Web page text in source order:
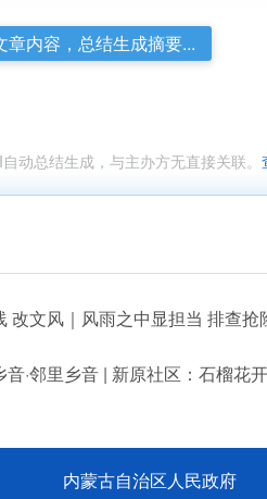
章内容，总结生成摘要...
动总结生成，与主办方无直接关联。
改文风｜风雨之中显担当 排查抢
音·邻里乡音 | 新原社区：石榴花
内蒙古自治区人民政府